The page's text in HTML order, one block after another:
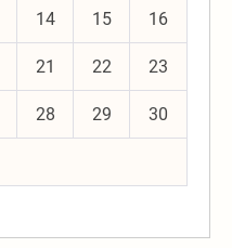
14 15 16
21 22 23
28 29 30